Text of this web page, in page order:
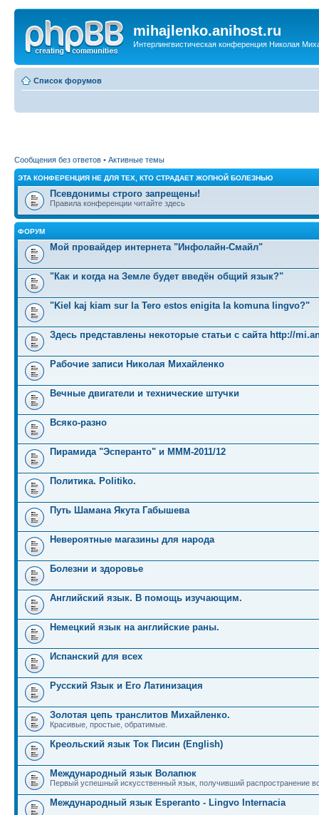
mihajlenko.anihost.ru
Интерлингвистическая конференция Николая
Список форумов
Сообщения без ответов • Активные темы
ЭТА КОНФЕРЕНЦИЯ НЕ ДЛЯ ТЕХ, КТО СТРАДАЕТ ЖОПНОЙ БОЛЕЗНЬЮ
Псевдонимы строго запрещены!
Правила конференции читайте здесь
ФОРУМ
Мой провайдер интернета "Инфолайн-Смайл"
"Как и когда на Земле будет введён общий язык?"
"Kiel kaj kiam sur la Tero estos enigita la komuna lingvo?"
Здесь представлены некоторые статьи с сайта http://
Рабочие записи Николая Михайленко
Вечные двигатели и технические штучки
Всяко-разно
Пирамида "Эсперанто" и MMM-2011/12
Политика. Politiko.
Путь Шамана Якута Габышева
Невероятные магазины для народа
Болезни и здоровье
Английский язык. В помощь изучающим.
Немецкий язык на английские раны.
Испанский для всех
Русский Язык и Его Латинизация
Золотая цепь транслитов Михайленко.
Красивые, простые, обратимые.
Креольский язык Ток Писин (English)
Международный язык Волапюк
Первый успешный искусственный язык, получивший распространение
Международный язык Esperanto - Lingvo Internacia